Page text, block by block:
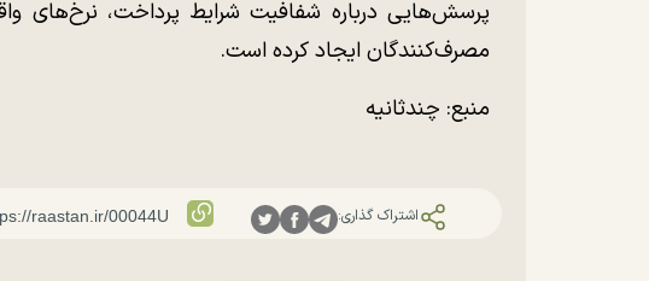
پرسش‌هایی درباره شفافیت شرایط پرداخت، نرخ‌های
مصرف‌کنندگان ایجاد کرده است.
منبع: چندثانیه
اشتراک گذاری: